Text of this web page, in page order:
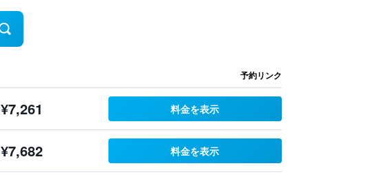
予約リンク
¥7,261 料金を表示
¥7,682 料金を表示